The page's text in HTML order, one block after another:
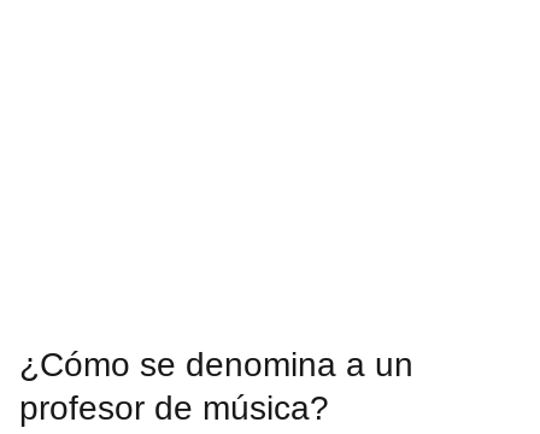
¿Cómo se denomina a un
profesor de música?